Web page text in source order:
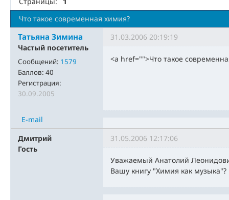
Что такое современная химия?
Татьяна Зимина
Частый посетитель
Сообщений: 1579
Баллов: 40
Регистрация:
30.09.2005
31.03.2006 20:19:19
<a href="">Что такое
E-mail
Дмитрий
Гость
31.05.2006 12:17:06
Уважаемый Анатолий
Вашу книгу "Химия как музыка"?